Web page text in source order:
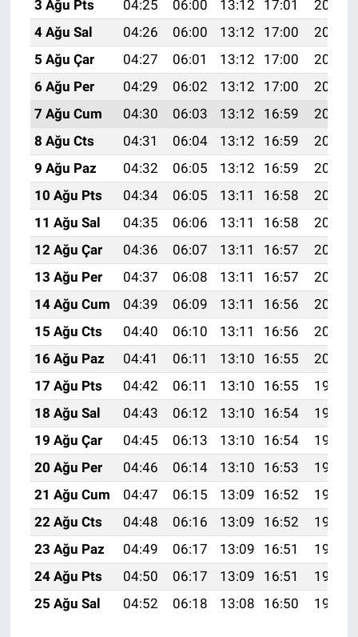
3 Ağu Pts
04:25 06:00 13:12 17:01
20:15
4 Ağu Sal
04:26 06:00 13:12 17:00
20:14
5 Ağu Çar
04:27 06:01 13:12 17:00
20:13
6 Ağu Per
04:29 06:02 13:12 17:00
20:12
7 Ağu Cum
04:30 06:03 13:12 16:59
20:11
8 Ağu Cts
04:31 06:04 13:12 16:59
20:10
9 Ağu Paz
04:32 06:05 13:12 16:59
20:09
10 Ağu Pts
04:34 06:05 13:11 16:58
20:07
11 Ağu Sal
04:35 06:06 13:11 16:58
20:06
12 Ağu Çar
04:36 06:07 13:11 16:57
20:05
13 Ağu Per
04:37 06:08 13:11 16:57
20:04
14 Ağu Cum
04:39 06:09 13:11 16:56
20:03
15 Ağu Cts
04:40 06:10 13:11 16:56
20:02
16 Ağu Paz
04:41 06:11 13:10 16:55
20:00
17 Ağu Pts
04:42 06:11 13:10 16:55
19:59
18 Ağu Sal
04:43 06:12 13:10 16:54
19:58
19 Ağu Çar
04:45 06:13 13:10 16:54
19:56
20 Ağu Per
04:46 06:14 13:10 16:53
19:55
21 Ağu Cum
04:47 06:15 13:09 16:52
19:54
22 Ağu Cts
04:48 06:16 13:09 16:52
19:52
23 Ağu Paz
04:49 06:17 13:09 16:51
19:51
24 Ağu Pts
04:50 06:17 13:09 16:51
19:50
25 Ağu Sal
04:52 06:18 13:08 16:50 19:48